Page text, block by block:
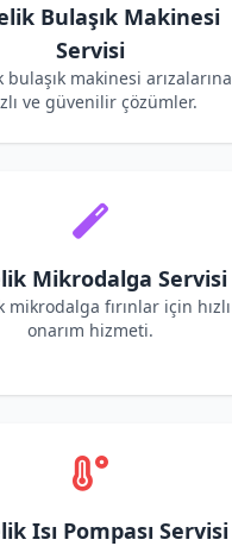
Bulaşık Makinesi
Servisi
bulaşık makinesi arızalarına
ve güvenilir çözümler.
Mikrodalga Servisi
mikrodalga fırınlar için hızlı
onarım hizmeti.
Isı Pompası Servisi